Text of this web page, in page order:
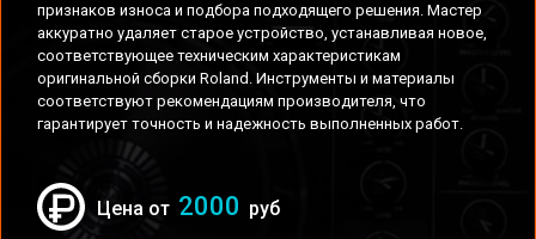
признаков износа и подбора подходящего решения. Мастер
аккуратно удаляет старое устройство, устанавливая новое,
соответствующее техническим характеристикам
оригинальной сборки Roland. Инструменты и материалы
соответствуют рекомендациям производителя, что
гарантирует точность и надежность выполненных работ.
Цена от 2000 руб